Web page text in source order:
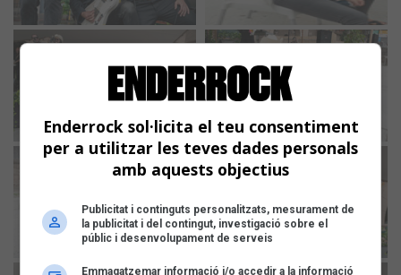
Enderrock sol·licita el teu consentiment
per a utilitzar les teves dades personals
amb aquests objectius
Publicitat i continguts personalitzats, mesurament de
la publicitat i del contingut, investigació sobre el
públic i desenvolupament de serveis
Emmagatzemar informació i/o accedir a la informació